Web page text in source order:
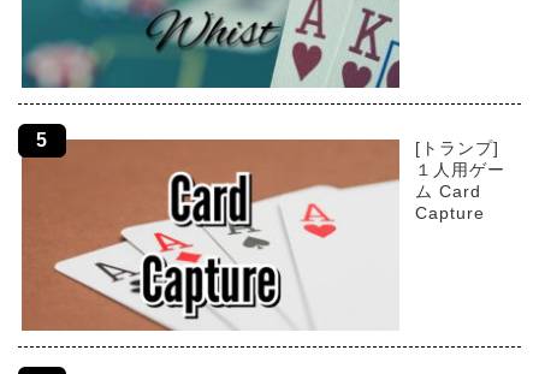
[トランプ]
１人用ゲー
ム Card
Capture